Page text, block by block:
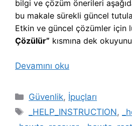
bilgi ve çözüm önerileri
bu makale sürekli güncel
Etkin ve güncel çözümler için
Çözülür” kısmına dek
Devamını oku
Kategoriler
Güvenlik, İpuçları
Etiketler
_HELP_INSTRUCTION,